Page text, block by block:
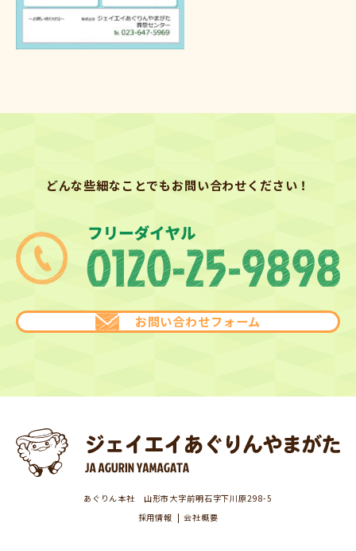
どんな些細なことでもお問い合わせください！
お問い合わせフォーム
あぐりん本社 山形市大字前明石字下川原298-5
採用情報
会社概要